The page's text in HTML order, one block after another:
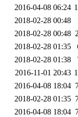
2016-04-08 06:24
2018-02-28 00:48
2018-02-28 00:48
2018-02-28 01:35
2018-02-28 01:38
2016-11-01 20:43
2016-04-08 18:04
2018-02-28 01:35
2016-04-08 18:04